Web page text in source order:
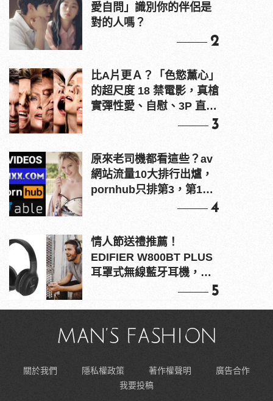
愛自問」識別你的伴侶是
對的人嗎？
2
比A片更Ａ？「色慾薰心」
的超尺度 18 禁電影，真槍
實彈性愛、自慰、3P 直接
3
原來老司機都看這些？av
網站流量10大排行出爐，
pornhub只排第3，第1名
4
情人節送禮推薦！
EDIFIER W800BT PLUS
耳罩式無線藍牙耳機，在
5
關於我們 隱私權政策 著作權聲明
廣告合作
我要投稿